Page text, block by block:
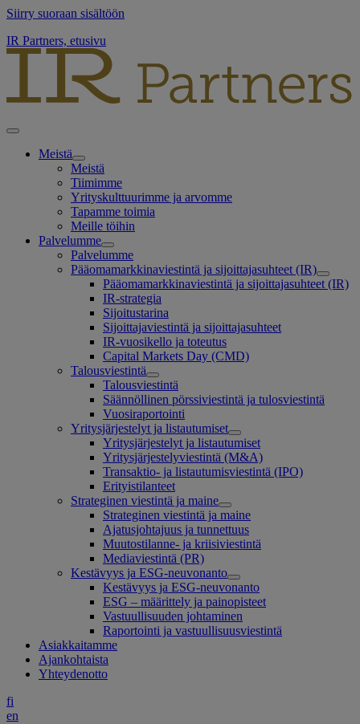
Siirry suoraan sisältöön
IR Partners, etusivu
Meistä
Meistä
Tiimimme
Yrityskulttuurimme ja arvomme
Tapamme toimia
Meille töihin
Palvelumme
Palvelumme
Pääomamarkkinaviestintä ja sijoittajasuhteet (IR)
Pääomamarkkinaviestintä ja sijoittajasuhteet (IR)
IR-strategia
Sijoitustarina
Sijoittajaviestintä ja sijoittajasuhteet
IR-vuosikello ja toteutus
Capital Markets Day (CMD)
Talousviestintä
Talousviestintä
Säännöllinen pörssiviestintä ja tulosviestintä
Vuosiraportointi
Yritysjärjestelyt ja listautumiset
Yritysjärjestelyt ja listautumiset
Yritysjärjestelyviestintä (M&A)
Transaktio- ja listautumisviestintä (IPO)
Erityistilanteet
Strateginen viestintä ja maine
Strateginen viestintä ja maine
Ajatusjohtajuus ja tunnettuus
Muutostilanne- ja kriisiviestintä
Mediaviestintä (PR)
Kestävyys ja ESG-neuvonanto
Kestävyys ja ESG-neuvonanto
ESG – määrittely ja painopisteet
Vastuullisuuden johtaminen
Raportointi ja vastuullisuusviestintä
Asiakkaitamme
Ajankohtaista
Yhteydenotto
fi
en